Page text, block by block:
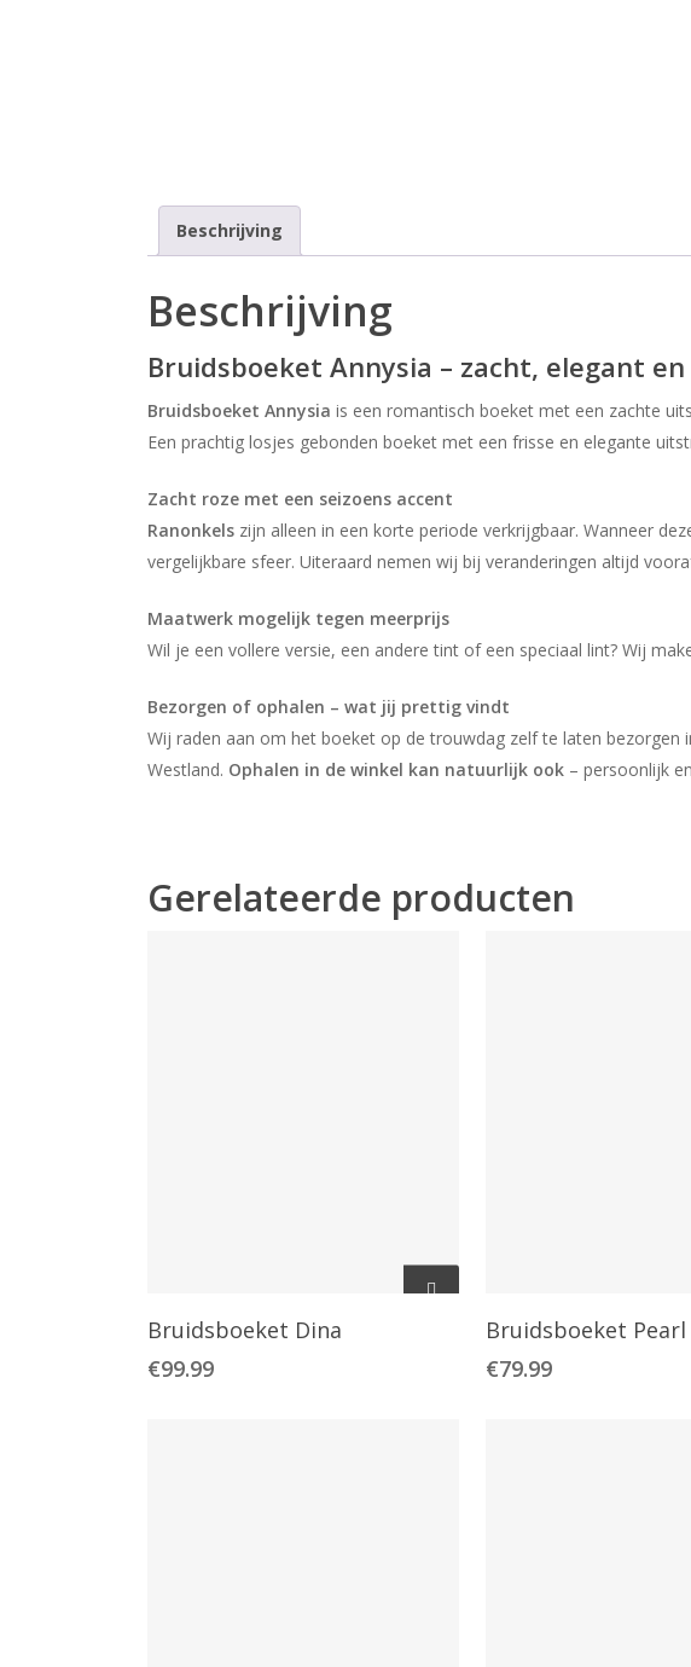
Beschrijving
Beschrijving
Bruidsboeket Annysia – zacht, elegant
Bruidsboeket Annysia is een romantisch boeket met een zachte
Een prachtig losjes gebonden boeket met een frisse en elegante
Zacht roze met een seizoens accent
Ranonkels zijn alleen in een korte periode verkrijgbaar. Wanneer
vergelijkbare sfeer. Uiteraard nemen wij bij veranderingen altijd
Maatwerk mogelijk tegen meerprijs
Wil je een vollere versie, een andere tint of een speciaal lint? Wij
Bezorgen of ophalen – wat jij prettig vindt
Wij raden aan om het boeket op de trouwdag zelf te laten
Westland. Ophalen in de winkel kan natuurlijk ook – persoonlijk
Gerelateerde producten
Toevoegen Aan
Bruidsboeket Dina
€99.99
Toevoegen Aan
Bruidsboeket Pearl
€79.99